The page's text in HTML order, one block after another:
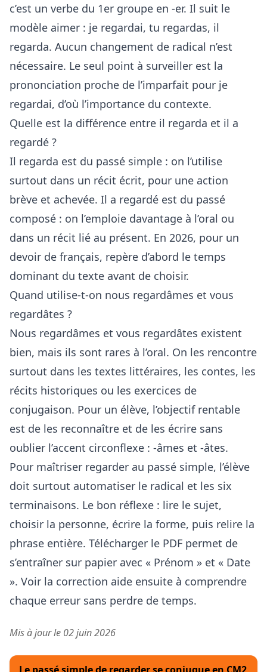
c’est un verbe du 1er groupe en -er. Il suit le
modèle aimer : je regardai, tu regardas, il
regarda. Aucun changement de radical n’est
nécessaire. Le seul point à surveiller est la
prononciation proche de l’imparfait pour je
regardai, d’où l’importance du contexte.
Quelle est la différence entre il regarda et il a
regardé ?
Il regarda est du passé simple : on l’utilise
surtout dans un récit écrit, pour une action
brève et achevée. Il a regardé est du passé
composé : on l’emploie davantage à l’oral ou
dans un récit lié au présent. En 2026, pour un
devoir de français, repère d’abord le temps
dominant du texte avant de choisir.
Quand utilise-t-on nous regardâmes et vous
regardâtes ?
Nous regardâmes et vous regardâtes existent
bien, mais ils sont rares à l’oral. On les rencontre
surtout dans les textes littéraires, les contes, les
récits historiques ou les exercices de
conjugaison. Pour un élève, l’objectif rentable
est de les reconnaître et de les écrire sans
oublier l’accent circonflexe : -âmes et -âtes.
Pour maîtriser regarder au passé simple, l’élève
doit surtout automatiser le radical et les six
terminaisons. Le bon réflexe : lire le sujet,
choisir la personne, écrire la forme, puis relire la
phrase entière. Télécharger le PDF permet de
s’entraîner sur papier avec « Prénom » et « Date
». Voir la correction aide ensuite à comprendre
chaque erreur sans perdre de temps.
Mis à jour le 02 juin 2026